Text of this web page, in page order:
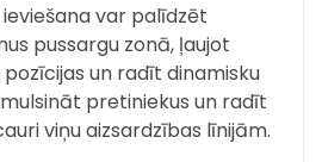
var palīdzēt
pussargu zonā, ļaujot
un radīt dinamisku
pretiniekus un radīt
viņu aizsardzības līnijām.